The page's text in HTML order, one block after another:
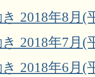
2018年8月(
2018年7月(
2018年6月(